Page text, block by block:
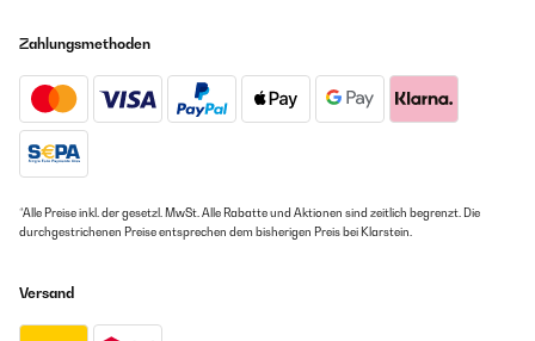
Zahlungsmethoden
*Alle Preise inkl. der gesetzl. MwSt. Alle Rabatte und Aktionen sind zeitlich begrenzt. Die
durchgestrichenen Preise entsprechen dem bisherigen Preis bei Klarstein.
Versand